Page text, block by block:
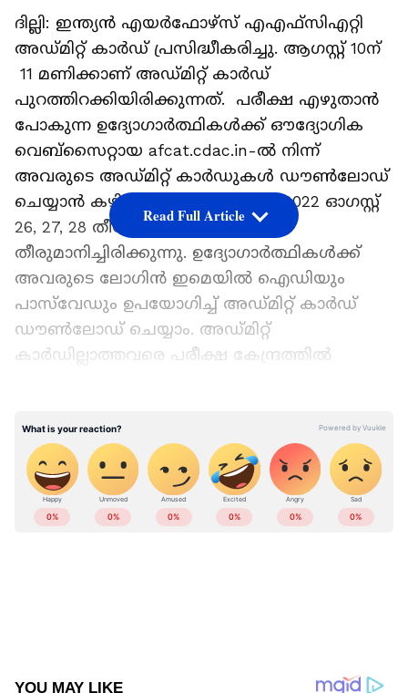
ദില്ലി: ഇന്ത്യൻ എയർഫോഴ്സ് എഎഫ്സിഎറ്റി
അഡ്മിറ്റ് കാർഡ് പ്രസിദ്ധീകരിച്ചു. ആ​ഗസ്റ്റ് 10ന്
11 മണിക്കാണ് അഡ്മിറ്റ് കാർഡ്
പുറത്തിറക്കിയിരിക്കുന്നത്. പരീക്ഷ എഴുതാൻ
പോകുന്ന ഉദ്യോഗാർത്ഥികൾക്ക് ഔദ്യോഗിക
വെബ്സൈറ്റായ afcat.cdac.in-ൽ നിന്ന്
അവരുടെ അഡ്മിറ്റ് കാർഡുകൾ ഡൗൺലോഡ്
ചെയ്യാൻ കഴിയും. AFCAT പരീക്ഷ 2022 ഓഗസ്റ്റ്
26, 27, 28 തീയതികളിൽ നടത്താൻ
തീരുമാനിച്ചിരിക്കുന്നു. ഉദ്യോഗാർത്ഥികൾക്ക്
അവരുടെ ലോഗിൻ ഇമെയിൽ ഐഡിയും
പാസ്‌വേഡും ഉപയോ​ഗിച്ച് അഡ്മിറ്റ് കാർഡ്
ഡൗൺലോഡ് ചെയ്യാം. അഡ്മിറ്റ്
കാർഡില്ലാത്തവരെ പരീക്ഷ കേന്ദ്രത്തിൽ
പ്രൂഫും ഉണ്ടായിരിക്കണം.
Add Asianetnews as a Preferred
Source
അറിയിപ്പുകൾ
Read Full Article